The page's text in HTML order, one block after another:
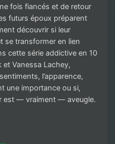
fois fiancés et de retour
futurs époux préparent
découvrir si leur
se transformer en lien
cette série addictive en 10
Vanessa Lachey,
l’apparence,
une importance ou si,
est — vraiment — aveugle.